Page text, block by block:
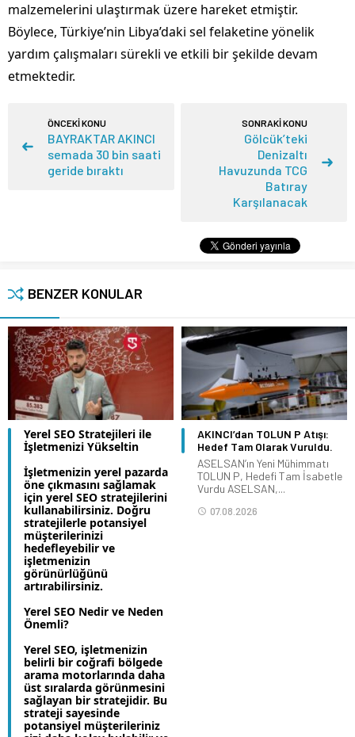
malzemelerini ulaştırmak üzere hareket etmiştir.
Böylece, Türkiye’nin Libya’daki sel felaketine yönelik
yardım çalışmaları sürekli ve etkili bir şekilde devam
etmektedir.
ÖNCEKİ KONU
BAYRAKTAR AKINCI
semada 30 bin saati
geride bıraktı
SONRAKİ KONU
Gölcük’teki
Denizaltı
Havuzunda TCG
Batıray
Karşılanacak
BENZER KONULAR
Yerel SEO Stratejileri ile
İşletmenizi Yükseltin
İşletmenizin yerel pazarda
öne çıkmasını sağlamak
için yerel SEO stratejilerini
kullanabilirsiniz. Doğru
stratejilerle potansiyel
müşterilerinizi
hedefleyebilir ve
işletmenizin
görünürlüğünü
artırabilirsiniz.
Yerel SEO Nedir ve Neden
Önemli?
Yerel SEO, işletmenizin
belirli bir coğrafi bölgede
arama motorlarında daha
üst sıralarda görünmesini
sağlayan bir stratejidir. Bu
strateji sayesinde
potansiyel müşterileriniz
AKINCI’dan TOLUN P Atışı:
Hedef Tam Olarak Vuruldu.
ASELSAN’ın Yeni Mühimmatı
TOLUN P, Hedefi Tam İsabetle
Vurdu ASELSAN,...
07.08.2026